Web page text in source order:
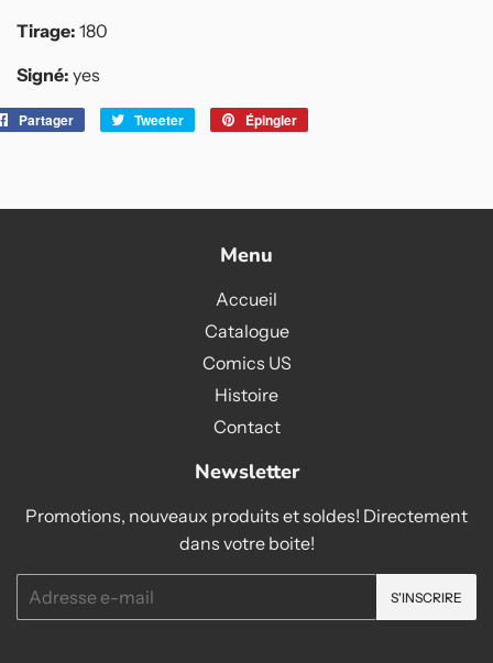
Tirage: 180
Signé: yes
Partager
PartagerTweeter
Tweeter
Épingler
Menu
Accueil
Catalogue
Comics US
Histoire
Contact
Newsletter
Promotions, nouveaux produits et soldes! Directement
dans votre boite!
S'INSCRIRE